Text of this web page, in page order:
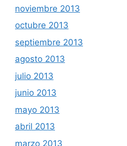
noviembre 2013
octubre 2013
septiembre 2013
agosto 2013
julio 2013
junio 2013
mayo 2013
abril 2013
marzo 2013